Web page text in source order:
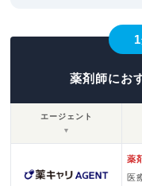
薬剤師にお
エージェント
▼
薬
医